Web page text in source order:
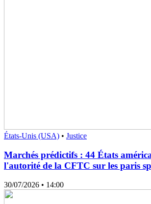
États-Unis (USA) • Justice
Marchés prédictifs : 44 États
l'autorité de la CFTC sur les paris
30/07/2026 • 14:00